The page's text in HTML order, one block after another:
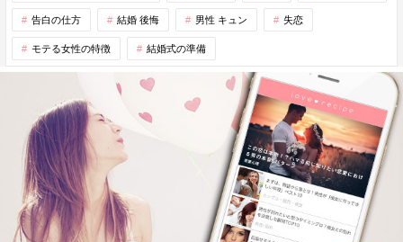
告白の仕方 結婚 後悔 男性 キュン 失恋
モテる女性の特徴 結婚式の準備